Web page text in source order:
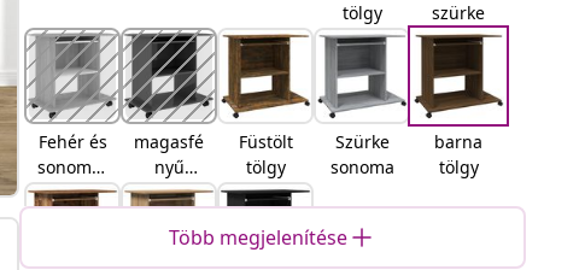
tölgy
szürke
Fehér és
sonoma-
tölgy
magasfé
nyű
szürke
Füstölt
tölgy
Szürke
sonoma
barna
tölgy
Több megjelenítése